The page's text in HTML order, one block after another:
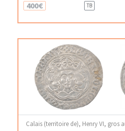
400€ TB
Calais (territoire de), Henry VI, gros